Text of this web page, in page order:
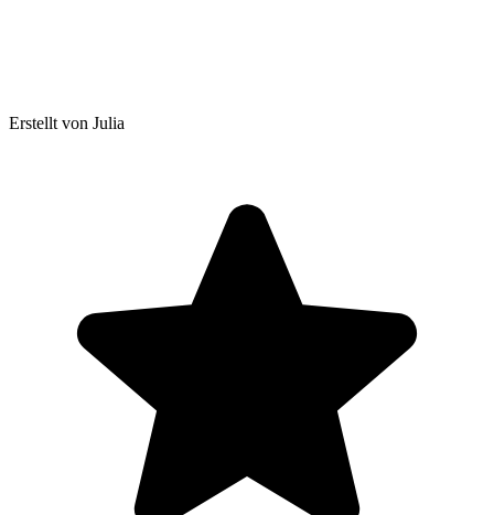
Erstellt von Julia